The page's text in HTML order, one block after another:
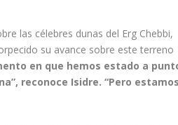
las célebres dunas del Erg Chebbi,
su avance sobre este terreno
en que hemos estado a
reconoce Isidre. “Pero